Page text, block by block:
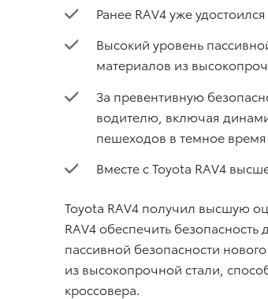
Ранее RAV4 уже
Высокий уровень
материалов из
За превентивную
водителю, включая
пешеходов в темное время
Вместе с Toyota RAV4
Toyota RAV4 получил высшую
RAV4 обеспечить
пассивной безопасности
из высокопрочной стали,
кроссовера.